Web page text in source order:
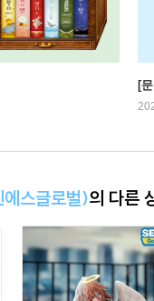
[
스글로벌)의 다른